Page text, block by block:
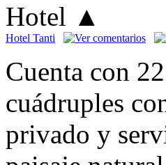
Hotel ▲
Hotel Tanti
Cuenta con
cuádruples
privado y